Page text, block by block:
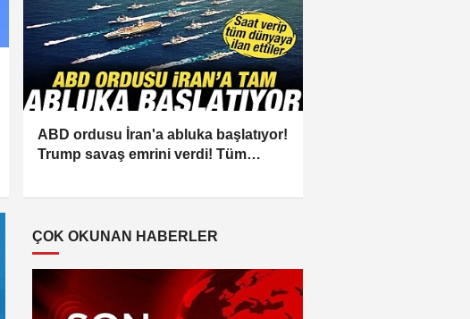
ABD ordusu İran'a abluka başlatıyor!
Trump savaş emrini verdi! Tüm
ÇOK OKUNAN HABERLER